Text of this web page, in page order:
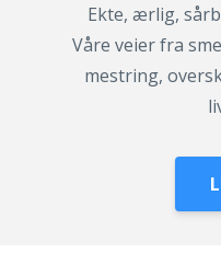
Ekte, ærlig,
Våre veier fra
mestring,